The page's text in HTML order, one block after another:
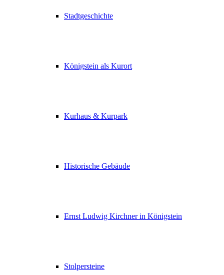
Stadtgeschichte
Königstein als Kurort
Kurhaus & Kurpark
Historische Gebäude
Ernst Ludwig Kirchner in Königstein
Stolpersteine